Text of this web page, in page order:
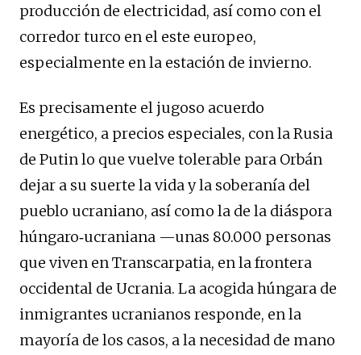
producción de electricidad, así como con el
corredor turco en el este europeo,
especialmente en la estación de invierno.
Es precisamente el jugoso acuerdo
energético, a precios especiales, con la Rusia
de Putin lo que vuelve tolerable para Orbán
dejar a su suerte la vida y la soberanía del
pueblo ucraniano, así como la de la diáspora
húngaro‑ucraniana —unas 80.000 personas
que viven en Transcarpatia, en la frontera
occidental de Ucrania. La acogida húngara de
inmigrantes ucranianos responde, en la
mayoría de los casos, a la necesidad de mano